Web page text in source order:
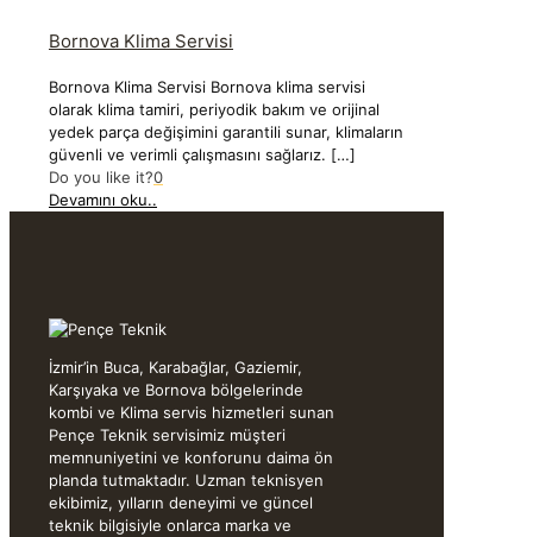
Bornova Klima Servisi
Bornova Klima Servisi Bornova klima servisi
olarak klima tamiri, periyodik bakım ve orijinal
yedek parça değişimini garantili sunar, klimaların
güvenli ve verimli çalışmasını sağlarız. […]
Do you like it?0
Devamını oku..
İzmir’in Buca, Karabağlar, Gaziemir,
Karşıyaka ve Bornova bölgelerinde
kombi ve Klima servis hizmetleri sunan
Pençe Teknik servisimiz müşteri
memnuniyetini ve konforunu daima ön
planda tutmaktadır. Uzman teknisyen
ekibimiz, yılların deneyimi ve güncel
teknik bilgisiyle onlarca marka ve